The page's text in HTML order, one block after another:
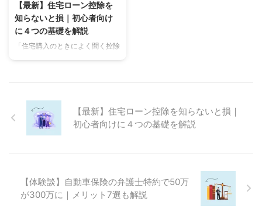
控除なのに金額は違うし、意味が
わからないと思ったのではないで
しょうか。その悩みを解決するた
めに この記事でわかること 住民
【最新】住宅ローン控除を
知らないと損｜初心者向け
に４つの基礎を解説
「住宅購入のときによく聞く控除
高い買い物であり、住宅の金額の
0.7％が控除になります。 例えば
ることは 住宅ローン控除の4つの
基礎知識 住宅ローン控除の計算
【最新】住宅ローン控除を知らないと損｜
初心者向けに４つの基礎を解説
【体験談】自動車保険の弁護士特約で50万
が300万に｜メリット7選も解説